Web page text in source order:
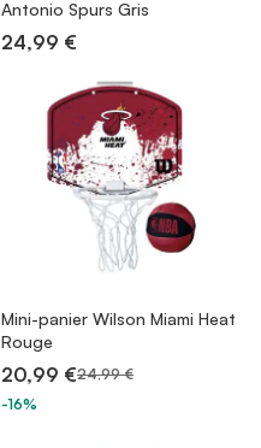
Antonio Spurs Gris
24,99 €
Mini-panier Wilson Miami Heat
Rouge
20,99 €24,99 €
-16%